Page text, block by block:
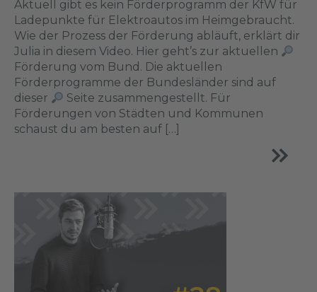
Aktuell gibt es kein Förderprogramm der KfW für
Ladepunkte für Elektroautos im Heimgebraucht.
Wie der Prozess der Förderung abläuft, erklärt dir
Julia in diesem Video. Hier geht’s zur aktuellen
Förderung vom Bund. Die aktuellen
Förderprogramme der Bundesländer sind auf
dieser
Seite zusammengestellt. Für
Förderungen von Städten und Kommunen
schaust du am besten auf […]